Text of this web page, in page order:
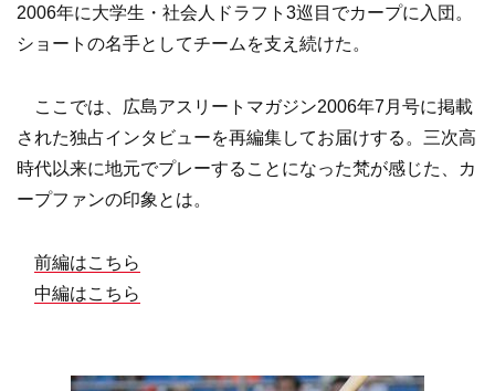
2006年に大学生・社会人ドラフト3巡目でカープに入団。
ショートの名手としてチームを支え続けた。
ここでは、広島アスリートマガジン2006年7月号に掲載
された独占インタビューを再編集してお届けする。三次高
時代以来に地元でプレーすることになった梵が感じた、カ
ープファンの印象とは。
前編はこちら
中編はこちら